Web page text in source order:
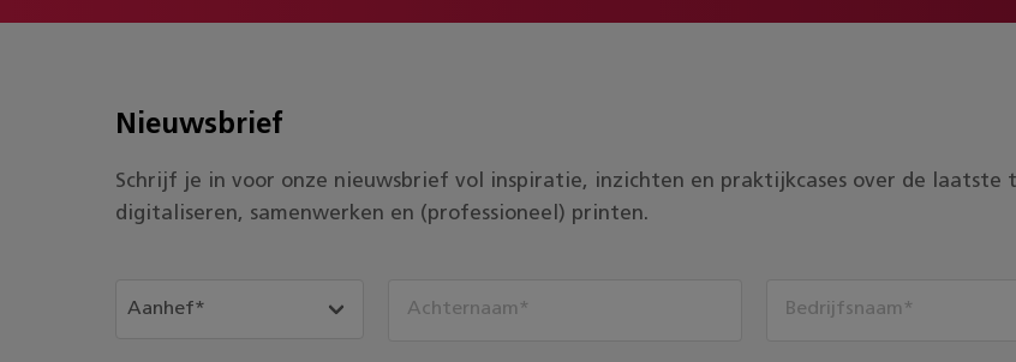
Nieuwsbrief
Schrijf je in voor onze nieuwsbrief vol inspiratie, inzichten en praktijkcases over de laatste
digitaliseren, samenwerken en (professioneel) printen.